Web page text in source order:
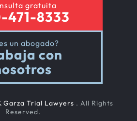
gratuita
471-8333
un abogado?
con
Garza Trial Lawyers . All Rights
Reserved.